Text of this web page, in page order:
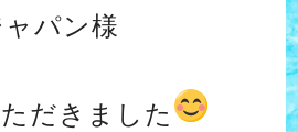
パン様
だきました